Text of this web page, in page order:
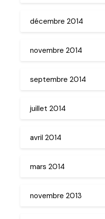
décembre 2014
novembre 2014
septembre 2014
juillet 2014
avril 2014
mars 2014
novembre 2013